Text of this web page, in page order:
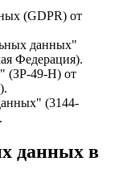
(GDPR) от
данных"
Федерация).
(ЗР-49-Н) от
(3144-
данных в